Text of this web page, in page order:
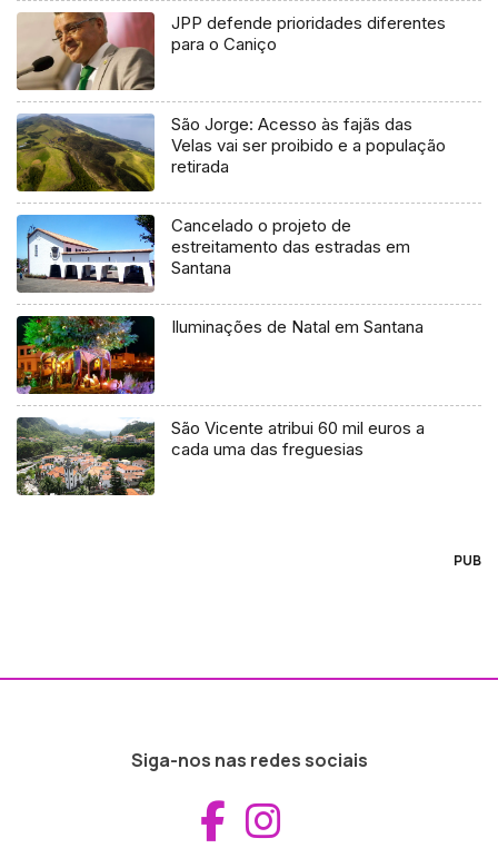
JPP defende prioridades diferentes
para o Caniço
São Jorge: Acesso às fajãs das
Velas vai ser proibido e a população
retirada
Cancelado o projeto de
estreitamento das estradas em
Santana
Iluminações de Natal em Santana
São Vicente atribui 60 mil euros a
cada uma das freguesias
PUB
Siga-nos nas redes sociais
Aceder ao